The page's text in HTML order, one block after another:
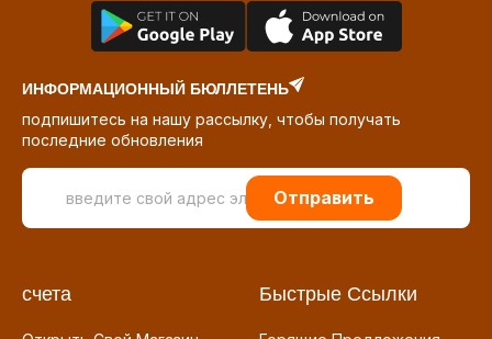
ИНФОРМАЦИОННЫЙ БЮЛЛЕТЕНЬ
подпишитесь на нашу рассылку, чтобы получать
последние обновления
Отправить
счета Быстрые Ссылки